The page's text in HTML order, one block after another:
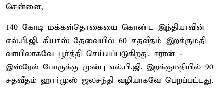
சென்னை,
140 கோடி மக்கள்தொகையை கொண்ட இந்தியாவின்
எல்.பி.ஜி. கியாஸ் தேவையில் 60 சதவீதம் இறக்குமதி
வாயிலாகவே பூர்த்தி செய்யப்படுகிறது. ஈரான் -
இஸ்ரேல் போருக்கு முன்பு எல்.பி.ஜி. இறக்குமதியில் 90
சதவீதம் ஹார்முஸ் ஜலசந்தி வழியாகவே பெறப்பட்டது.